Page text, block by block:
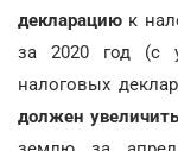
декларацию к
за 2020 год (с
налоговых
должен